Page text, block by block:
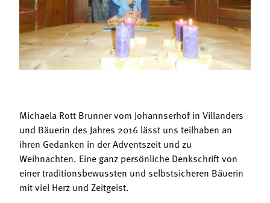
Mitgliedschaft
Landessekretariat
Bäuerliche Buffets
Hofgeschichten
Michaela Rott Brunner vom Johannserhof in Villanders
und Bäuerin des Jahres 2016 lässt uns teilhaben an
ihren Gedanken in der Adventszeit und zu
Weihnachten. Eine ganz persönliche Denkschrift von
einer traditionsbewussten und selbstsicheren Bäuerin
mit viel Herz und Zeitgeist.